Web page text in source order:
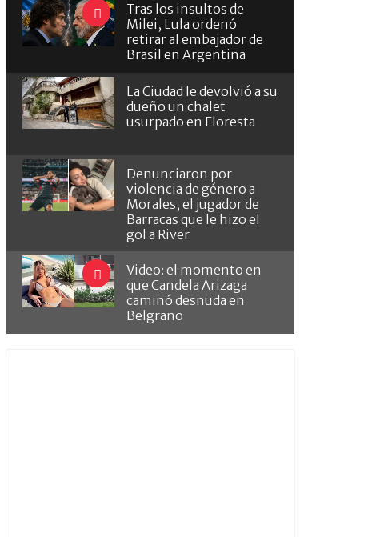
Tras los insultos de
Milei, Lula ordenó
retirar al embajador de
Brasil en Argentina
La Ciudad le devolvió a su
dueño un chalet
usurpado en Floresta
Denunciaron por
violencia de género a
Morales, el jugador de
Barracas que le hizo el
gol a River
Video: el momento en
que Candela Arizaga
caminó desnuda en
Belgrano